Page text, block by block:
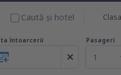
Caută şi hotel
întoarcerii Pasageri
1